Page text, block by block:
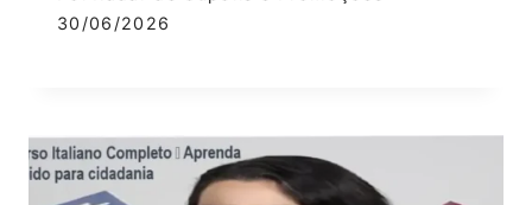
30/06/2026